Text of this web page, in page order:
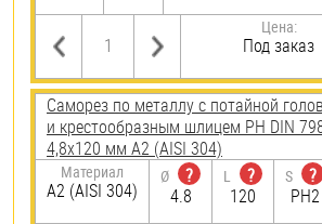
Цена:
Под заказ
Саморез по металлу с потайной
и крестообразным шлицем PH DIN
4,8х120 мм А2 (AISI 304)
Материал
А2 (AISI 304)
Ø
?
4.8
L
?
120
S
?
PH2